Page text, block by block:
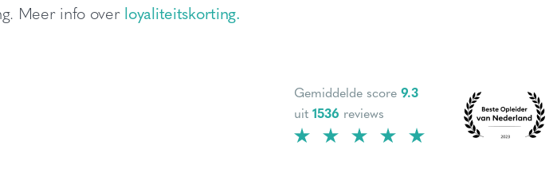
Meer info over loyaliteitskorting.
Gemiddelde score 9.3
uit 1536 reviews